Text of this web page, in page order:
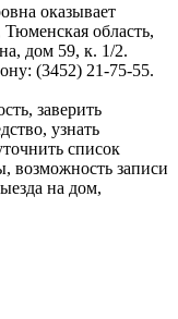
оказывает
область,
дом 59, к. 1/2.
(3452) 21-75-55.
заверить
узнать
список
возможность записи
на дом,